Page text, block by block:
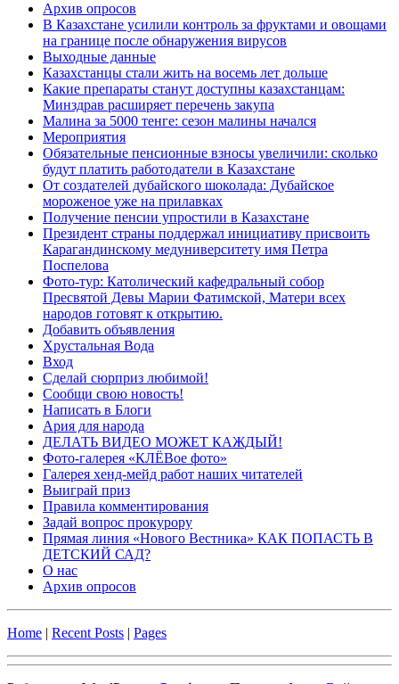
Архив опросов
В Казахстане усилили контроль за фруктами и овощами
на границе после обнаружения вирусов
Выходные данные
Казахстанцы стали жить на восемь лет дольше
Какие препараты станут доступны казахстанцам:
Минздрав расширяет перечень закупа
Малина за 5000 тенге: сезон малины начался
Мероприятия
Обязательные пенсионные взносы увеличили: сколько
будут платить работодатели в Казахстане
От создателей дубайского шоколада: Дубайское
мороженое уже на прилавках
Получение пенсии упростили в Казахстане
Президент страны поддержал инициативу присвоить
Карагандинскому медуниверситету имя Петра
Поспелова
Фото-тур: Католический кафедральный собор
Пресвятой Девы Марии Фатимской, Матери всех
народов готовят к открытию.
Добавить объявления
Хрустальная Вода
Вход
Сделай сюрприз любимой!
Сообщи свою новость!
Написать в Блоги
Ария для народа
ДЕЛАТЬ ВИДЕО МОЖЕТ КАЖДЫЙ!
Фото-галерея «КЛЁВое фото»
Галерея хенд-мейд работ наших читателей
Выиграй приз
Правила комментирования
Задай вопрос прокурору
Прямая линия «Нового Вестника» КАК ПОПАСТЬ В
ДЕТСКИЙ САД?
О нас
Архив опросов
Home | Recent Posts | Pages